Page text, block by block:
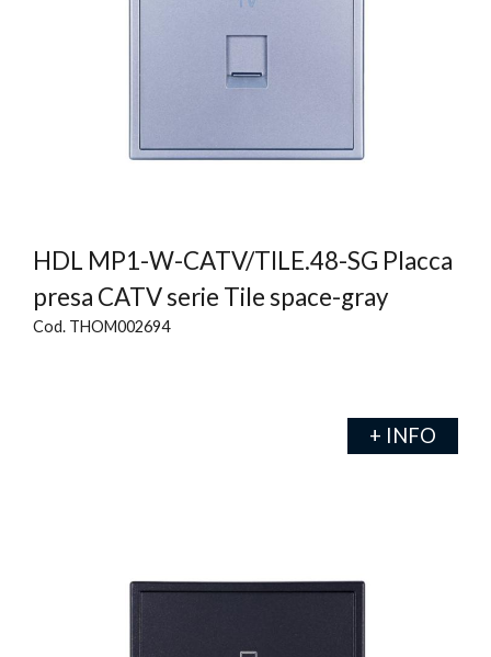
HDL MP1-W-CATV/TILE.48-SG Placca
presa CATV serie Tile space-gray
Cod. THOM002694
+ INFO